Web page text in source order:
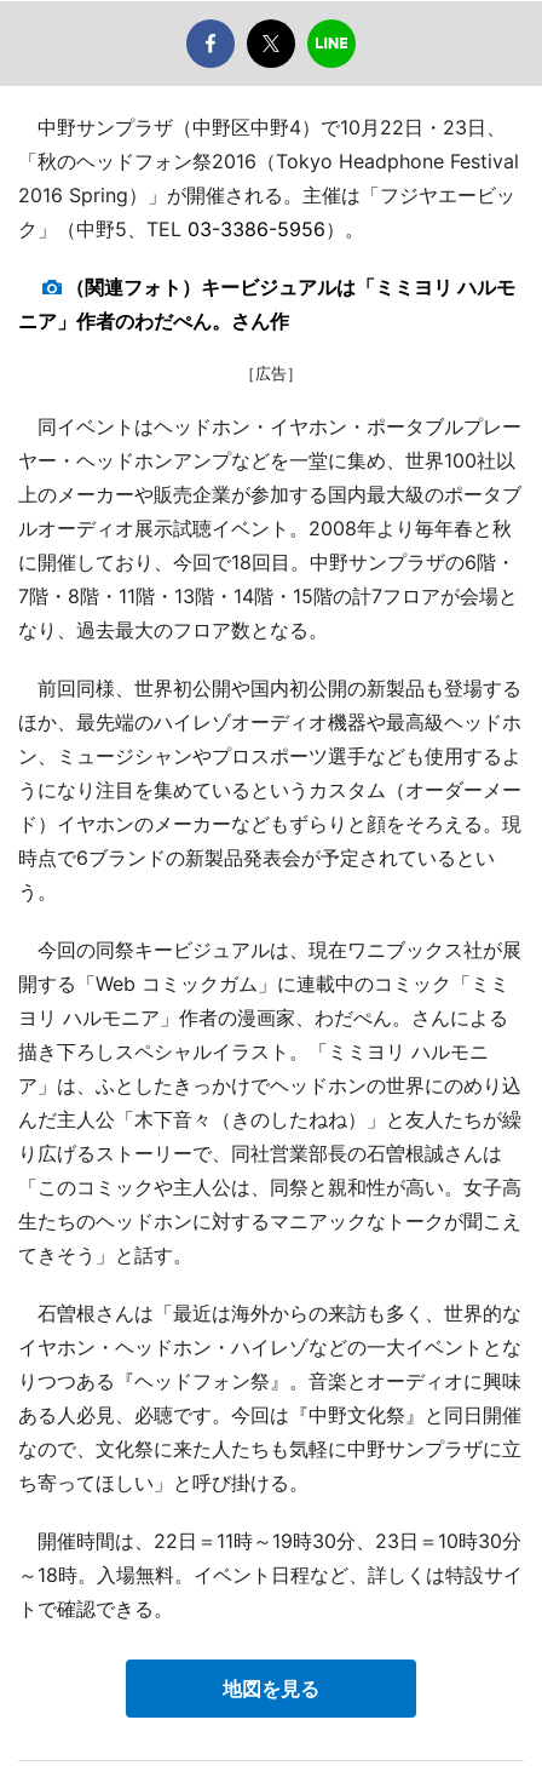
中野サンプラザ（中野区中野4）で10月22日・23日、
「秋のヘッドフォン祭2016（Tokyo Headphone Festival
2016 Spring）」が開催される。主催は「フジヤエービッ
ク」（中野5、TEL 03-3386-5956）。
（関連フォト）キービジュアルは「ミミヨリ ハルモ
ニア」作者のわだぺん。さん作
［広告］
同イベントはヘッドホン・イヤホン・ポータブルプレー
ヤー・ヘッドホンアンプなどを一堂に集め、世界100社以
上のメーカーや販売企業が参加する国内最大級のポータブ
ルオーディオ展示試聴イベント。2008年より毎年春と秋
に開催しており、今回で18回目。中野サンプラザの6階・
7階・8階・11階・13階・14階・15階の計7フロアが会場と
なり、過去最大のフロア数となる。
前回同様、世界初公開や国内初公開の新製品も登場する
ほか、最先端のハイレゾオーディオ機器や最高級ヘッドホ
ン、ミュージシャンやプロスポーツ選手なども使用するよ
うになり注目を集めているというカスタム（オーダーメー
ド）イヤホンのメーカーなどもずらりと顔をそろえる。現
時点で6ブランドの新製品発表会が予定されているとい
う。
今回の同祭キービジュアルは、現在ワニブックス社が展
開する「Web コミックガム」に連載中のコミック「ミミ
ヨリ ハルモニア」作者の漫画家、わだぺん。さんによる
描き下ろしスペシャルイラスト。「ミミヨリ ハルモニ
ア」は、ふとしたきっかけでヘッドホンの世界にのめり込
んだ主人公「木下音々（きのしたねね）」と友人たちが繰
り広げるストーリーで、同社営業部長の石曽根誠さんは
「このコミックや主人公は、同祭と親和性が高い。女子高
生たちのヘッドホンに対するマニアックなトークが聞こえ
てきそう」と話す。
石曽根さんは「最近は海外からの来訪も多く、世界的な
イヤホン・ヘッドホン・ハイレゾなどの一大イベントとな
りつつある『ヘッドフォン祭』。音楽とオーディオに興味
ある人必見、必聴です。今回は『中野文化祭』と同日開催
なので、文化祭に来た人たちも気軽に中野サンプラザに立
ち寄ってほしい」と呼び掛ける。
開催時間は、22日＝11時～19時30分、23日＝10時30分
～18時。入場無料。イベント日程など、詳しくは特設サイ
トで確認できる。
地図を見る